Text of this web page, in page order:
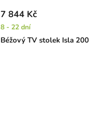
Béžový TV stolek Isla 200
7 844 Kč
8 - 22 dní